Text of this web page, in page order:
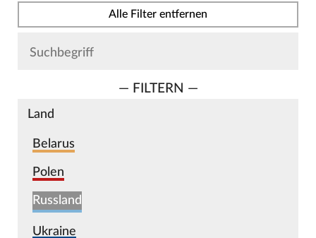
Alle Filter entfernen
— FILTERN —
Land
Belarus
Polen
Russland
Ukraine